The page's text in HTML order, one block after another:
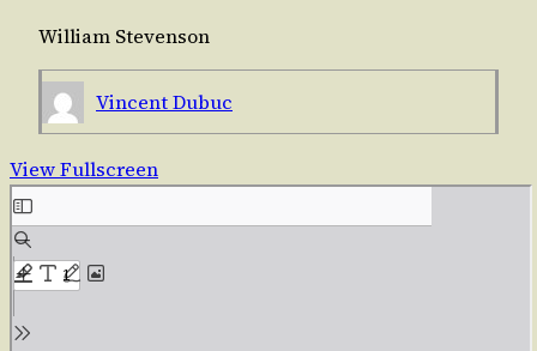
William Ste­ven­son
Vincent Dubuc
View Fullscreen